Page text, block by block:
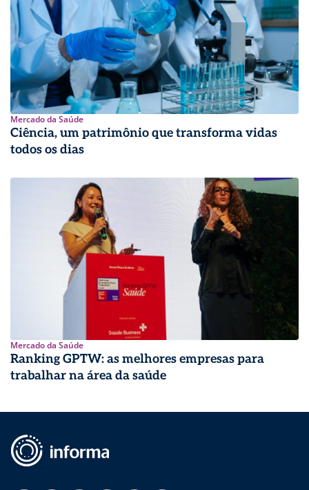
Mercado da Saúde
Ciência, um patrimônio que transforma vidas
todos os dias
Mercado da Saúde
Ranking GPTW: as melhores empresas para
trabalhar na área da saúde